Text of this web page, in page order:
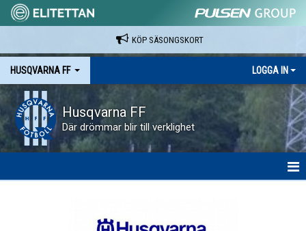
KÖP SÄSONGSKORT
HUSQVARNA FF LOGGA IN
Husqvarna FF
Där drömmar blir till verklighet